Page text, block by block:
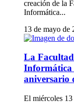
creación de la
Informática...
13 de mayo de
La Facultad
Informática
aniversario
El miércoles